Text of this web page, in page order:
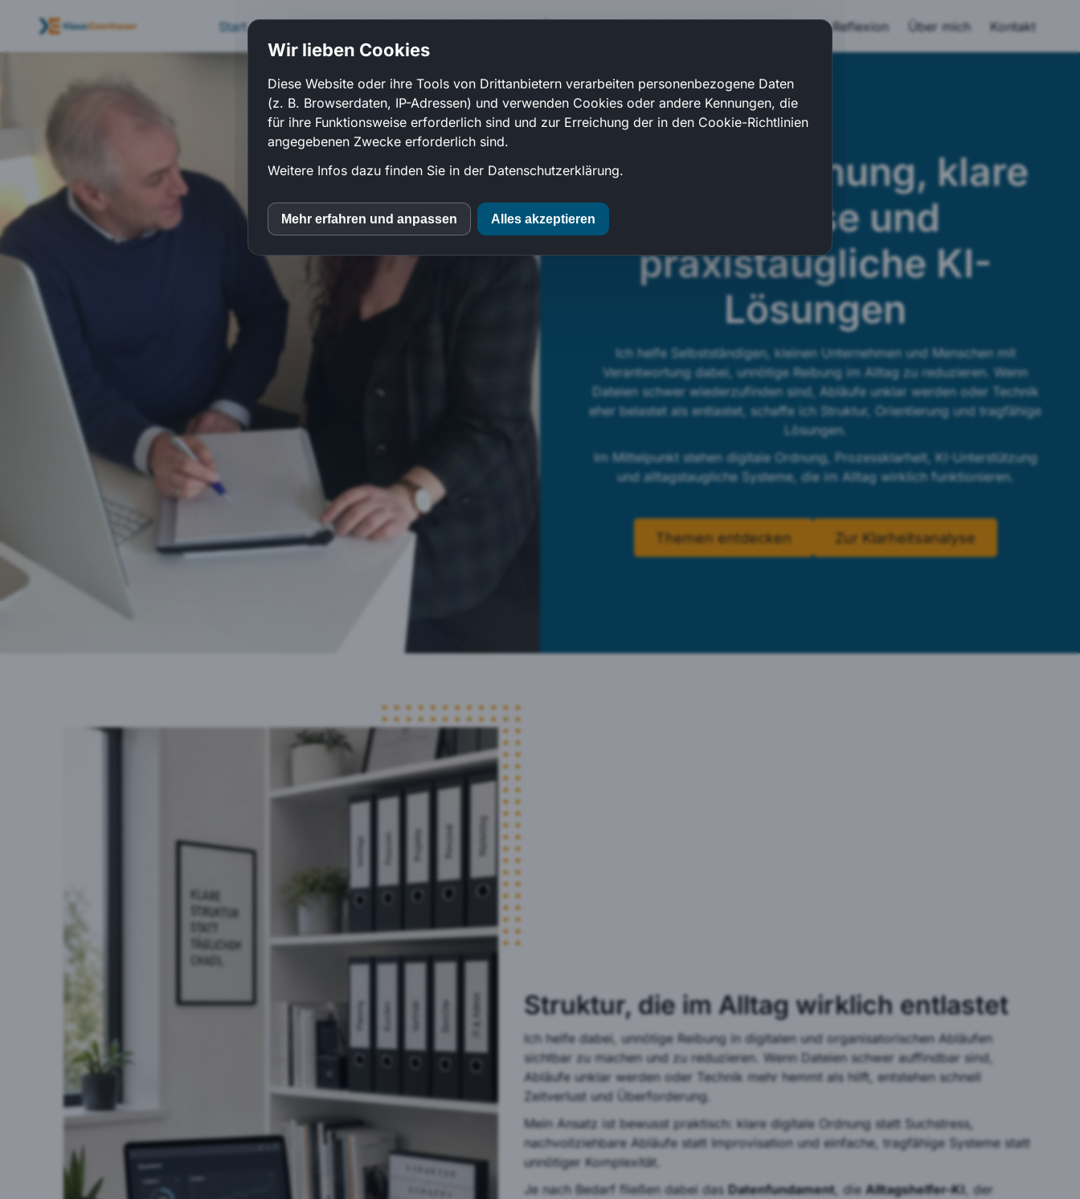
Start Texte & Reflexion Über mich Kontakt
Digitale Ordnung, klare
Prozesse und
praxistaugliche KI-
Lösungen
Ich helfe Selbstständigen, kleinen Unternehmen und Menschen mit
Verantwortung dabei, unnötige Reibung im Alltag zu reduzieren. Wenn
Dateien schwer wiederzufinden sind, Abläufe unklar werden oder Technik
eher belastet als entlastet, schaffe ich Struktur, Orientierung und tragfähige
Lösungen.
Im Mittelpunkt stehen digitale Ordnung, Prozessklarheit, KI-Unterstützung
und alltagstaugliche Systeme, die im Alltag wirklich funktionieren.
Themen entdecken Zur Klarheitsanalyse
Struktur, die im Alltag wirklich entlastet
Ich helfe dabei, unnötige Reibung in digitalen und organisatorischen Abläufen
sichtbar zu machen und zu reduzieren. Wenn Dateien schwer auffindbar sind,
Abläufe unklar werden oder Technik mehr hemmt als hilft, entstehen schnell
Zeitverlust und Überforderung.
Mein Ansatz ist bewusst praktisch: klare digitale Ordnung statt Suchstress,
nachvollziehbare Abläufe statt Improvisation und einfache, tragfähige Systeme statt
unnötiger Komplexität.
Je nach Bedarf fließen dabei das Datenfundament, die Alltagshelfer-KI, der
Wir lieben Cookies
Diese Website oder ihre Tools von Drittanbietern verarbeiten personenbezogene Daten
(z. B. Browserdaten, IP-Adressen) und verwenden Cookies oder andere Kennungen, die
für ihre Funktionsweise erforderlich sind und zur Erreichung der in den Cookie-Richtlinien
angegebenen Zwecke erforderlich sind.
Weitere Infos dazu finden Sie in der Datenschutzerklärung.
inCMS
Matomo (Piwik)
Auswahl akzeptieren
Mehr erfahren und anpassen Alles akzeptieren